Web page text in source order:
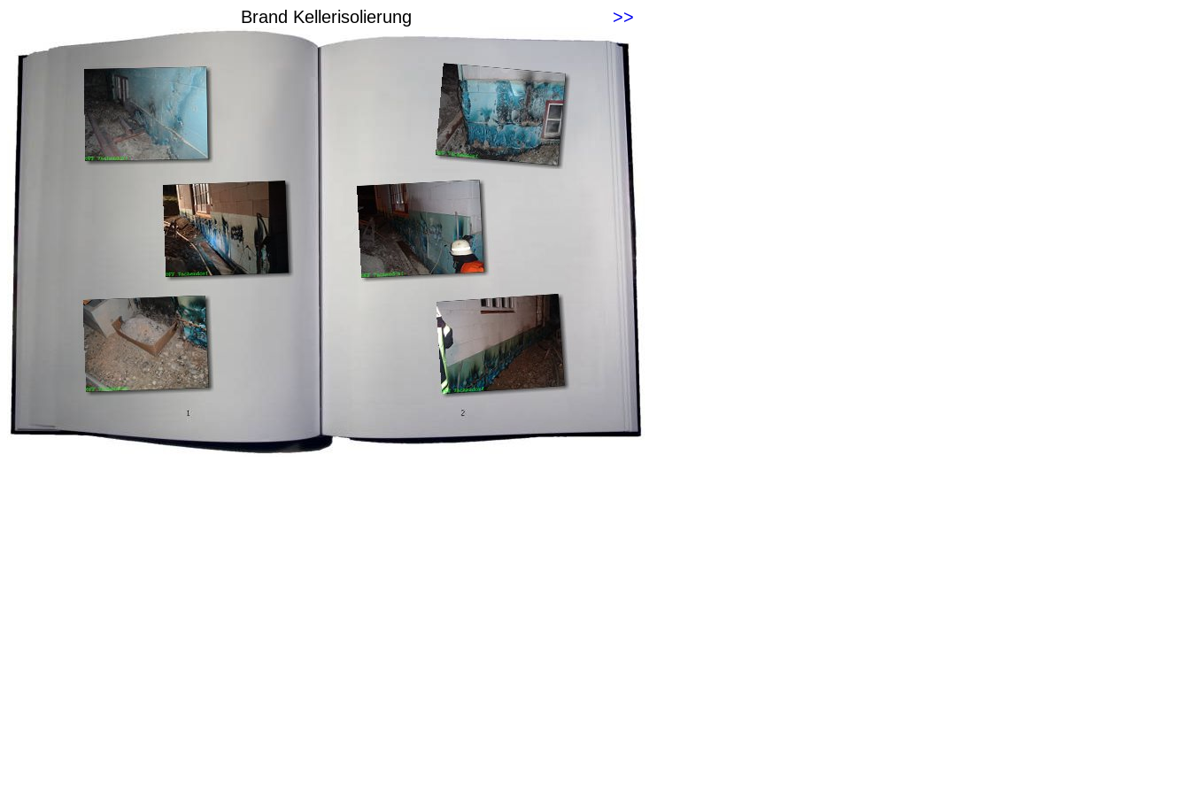
Brand Kellerisolierung >>